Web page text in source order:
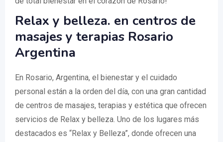
Relax y belleza. en centros de
masajes y terapias Rosario
Argentina
En Rosario, Argentina, el bienestar y el cuidado
personal están a la orden del día, con una gran cantidad
de centros de masajes, terapias y estética que ofrecen
servicios de Relax y belleza. Uno de los lugares más
destacados es “Relax y Belleza”, donde ofrecen una